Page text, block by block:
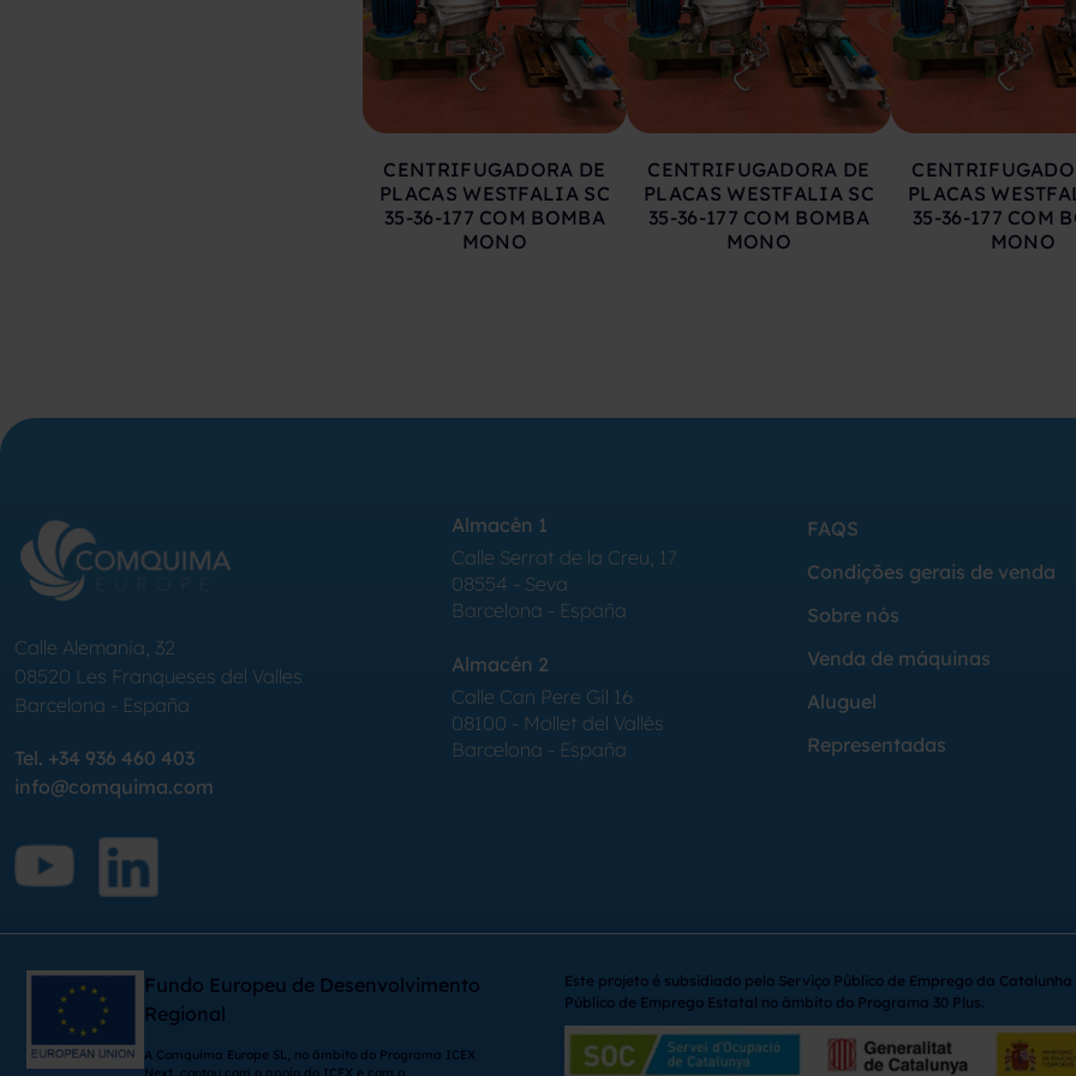
CENTRIFUGADORA DE
PLACAS WESTFALIA SC
35-36-177 COM BOMBA
MONO
CENTRIFUGADORA DE
PLACAS WESTFALIA SC
35-36-177 COM BOMBA
MONO
PLACAS
35-36-177 COM
MONO
Calle Alemania, 32
08520 Les Franqueses del Valles
Barcelona - España
Tel. +34 936 460 403
info@comquima.com
Almacén 1
Calle Serrat de la Creu, 17
08554 - Seva
Barcelona - España
Almacén 2
Calle Can Pere Gil 16
08100 - Mollet del Vallés
Barcelona - España
FAQS
Condições gerais de venda
Sobre nós
Venda de máquinas
Aluguel
Representadas
Fundo Europeu de Desenvolvimento
Regional
A Comquima Europe SL, no âmbito do Programa ICEX
Este projeto é subsidiado pelo Serviço Público de Emprego da Catalunha
Público de Emprego Estatal no âmbito do Programa 30 Plus.